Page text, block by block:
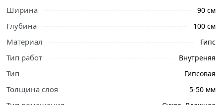
Ширина 90 см
Глубина 100 см
Материал Гипс
Тип работ Внутреняя
Тип Гипсовая
Толщина слоя 5-50 мм